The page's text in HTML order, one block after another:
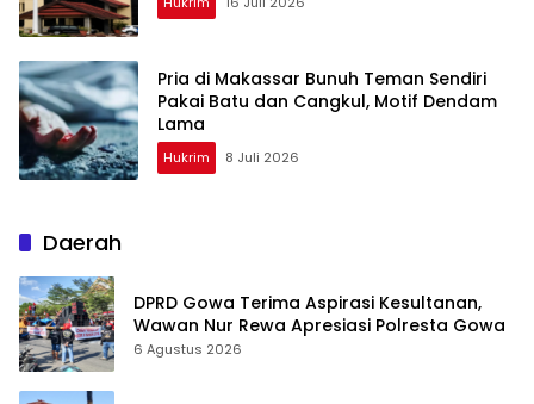
Pria di Makassar Bunuh Teman Sendiri
Pakai Batu dan Cangkul, Motif Dendam
Lama
Hukrim 8 Juli 2026
Daerah
DPRD Gowa Terima Aspirasi Kesultanan,
Wawan Nur Rewa Apresiasi Polresta Gowa
6 Agustus 2026